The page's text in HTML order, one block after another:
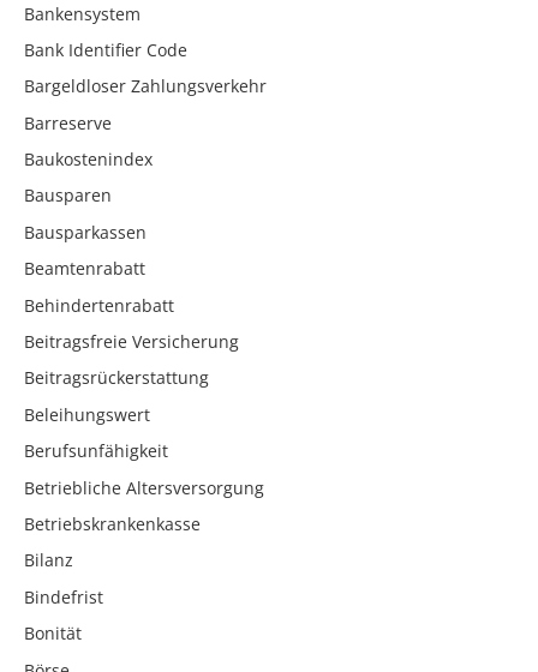
Bankensystem
Bank Identifier Code
Bargeldloser Zahlungsverkehr
Barreserve
Baukostenindex
Bausparen
Bausparkassen
Beamtenrabatt
Behindertenrabatt
Beitragsfreie Versicherung
Beitragsrückerstattung
Beleihungswert
Berufsunfähigkeit
Betriebliche Altersversorgung
Betriebskrankenkasse
Bilanz
Bindefrist
Bonität